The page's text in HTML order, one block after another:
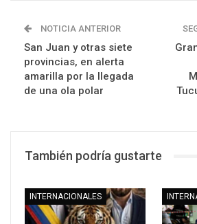
NOTICIA ANTERIOR
San Juan y otras siete
provincias, en alerta
amarilla por la llegada
de una ola polar
También podría gustarte
INTERNACIONALES